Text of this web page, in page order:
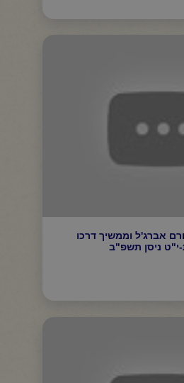
אברג'ל וממשיך דרכו
י"ט ניסן תשפ"ב